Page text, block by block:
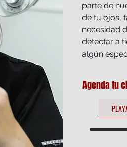
parte de
de tu ojos,
necesidad
detectar a
algún
Agenda tu